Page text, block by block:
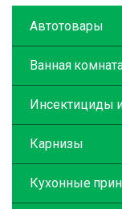
Автотовары
Ванная
Инсектициды
Карнизы
Кухонные